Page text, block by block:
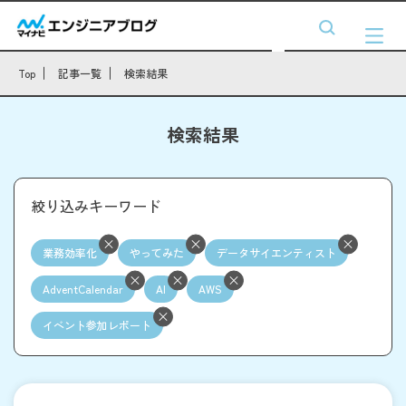
Top 記事一覧 検索結果
検索結果
絞り込みキーワード
業務効率化 やってみた データサイエンティスト
AdventCalendar AI AWS
イベント参加レポート